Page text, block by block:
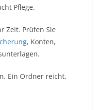
Pflege.
Zeit. Prüfen Sie
, Konten,
Ein Ordner reicht.